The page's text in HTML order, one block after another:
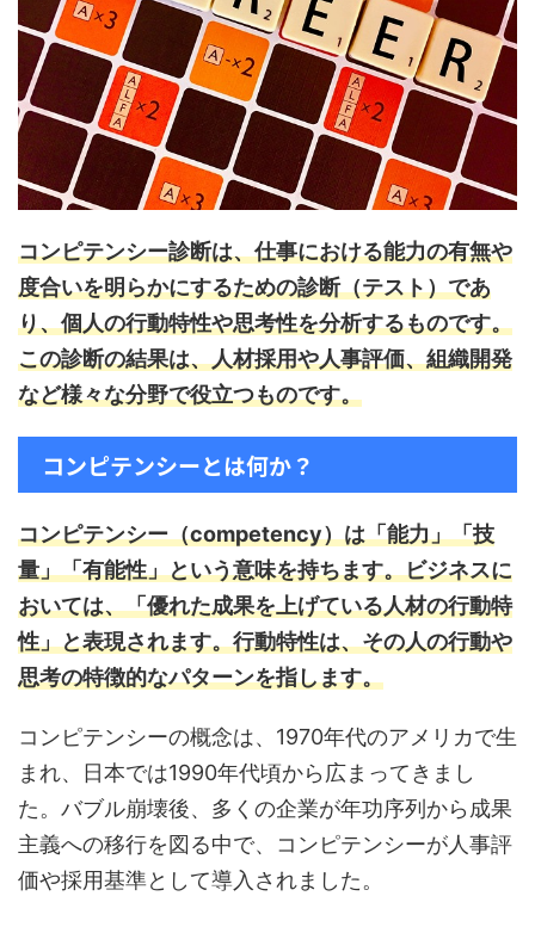
コンピテンシー診断は、仕事における能力の有無や
度合いを明らかにするための診断（テスト）であ
り、個人の行動特性や思考性を分析するものです。
この診断の結果は、人材採用や人事評価、組織開発
など様々な分野で役立つものです。
コンピテンシーとは何か？
コンピテンシー（competency）は「能力」「技
量」「有能性」という意味を持ちます。ビジネスに
おいては、「優れた成果を上げている人材の行動特
性」と表現されます。行動特性は、その人の行動や
思考の特徴的なパターンを指します。
コンピテンシーの概念は、1970年代のアメリカで生
まれ、日本では1990年代頃から広まってきまし
た。バブル崩壊後、多くの企業が年功序列から成果
主義への移行を図る中で、コンピテンシーが人事評
価や採用基準として導入されました。